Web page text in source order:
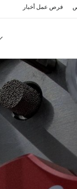
فرص عمل أخبار